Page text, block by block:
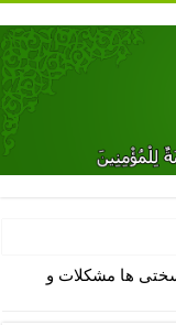
محبت شوهر
بخش
ها مشکلات و